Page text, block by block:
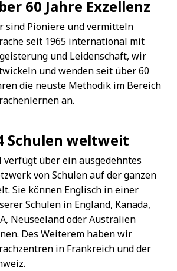
60 Jahre Exzellenz
sind Pioniere und vermitteln
seit 1965 international mit
und Leidenschaft, wir
und wenden seit über 60
die neuste Methodik im Bereich
an.
Schulen weltweit
verfügt über ein ausgedehntes
von Schulen auf der ganzen
Sie können Englisch in einer
Schulen in England, Kanada,
Neuseeland oder Australien
Des Weiterem haben wir
in Frankreich und der